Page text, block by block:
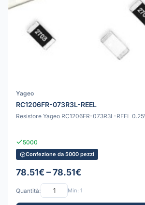
Yageo
RC1206FR-073R3L-REEL
Resistore Yageo RC1206FR-073R3L-REEL
5000
Confezione da 5000 pezzi
78.51€ – 78.51€
Quantità: Min: 1